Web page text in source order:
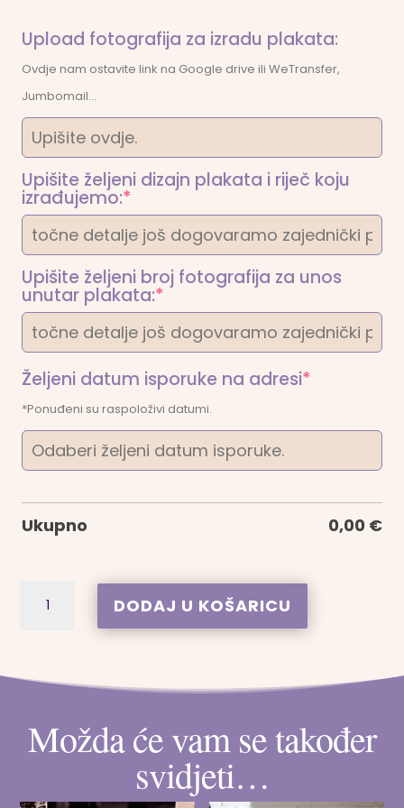
Upload fotografija za izradu plakata:
Ovdje nam ostavite link na Google drive ili WeTransfer,
Jumbomail...
Upišite željeni dizajn plakata i riječ koju
izrađujemo:* (required)
Upišite željeni broj fotografija za unos
unutar plakata:* (required)
Željeni datum isporuke na adresi*
*Ponuđeni su raspoloživi datumi.
Ukupno 0,00 €
Fotografijama
Slova
-
DODAJ U KOŠARICU
a
Možda će vam se također
svidjeti…